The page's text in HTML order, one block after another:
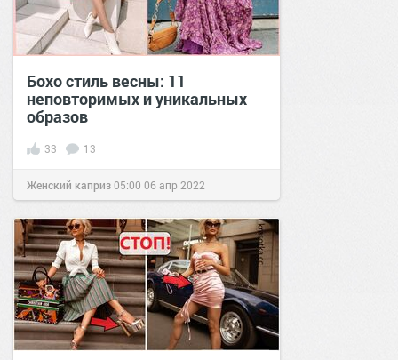
Бохо стиль весны: 11
неповторимых и уникальных
образов
33 13
Женский каприз05:00 06 апр 2022